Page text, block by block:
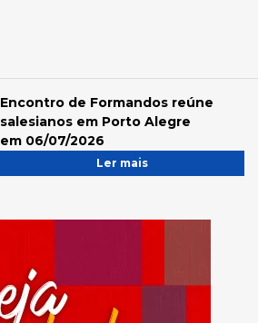
Encontro de Formandos reúne
salesianos em Porto Alegre
em 06/07/2026
Ler mais